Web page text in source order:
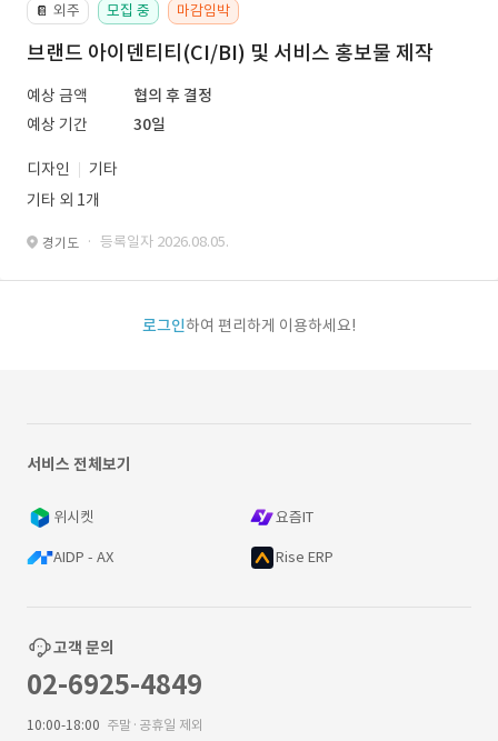
📔 외주 모집 중 마감임박
브랜드 아이덴티티(CI/BI) 및 서비스 홍보물 제작
예상 금액
협의 후 결정
예상 기간
30일
디자인
기타
기타 외 1개
경기도 · 등록일자 2026.08.05.
로그인하여 편리하게 이용하세요!
서비스 전체보기
위시켓 요즘IT
AIDP - AX Rise ERP
고객 문의
02-6925-4849
10:00-18:00 주말·공휴일 제외